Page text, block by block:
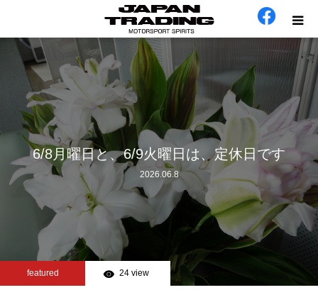
6/8月曜日と、6/9火曜日は、定休日です
2026.06.8
featured 24 view
ホーム
在庫車
会社概要
カテゴリー
工場日誌
お問い合わせ